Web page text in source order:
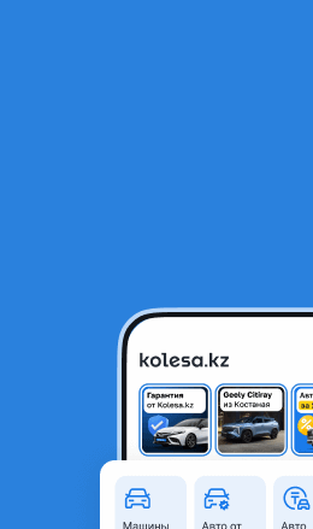
Амортизаторы, пружины